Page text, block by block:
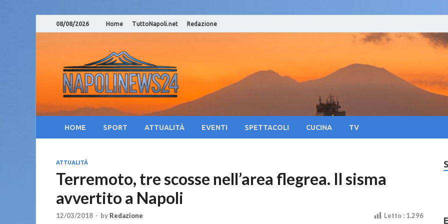
08/08/2026 Home TuttoNapoli.net Redazione
NapoliNews24 – Notizie su
Campania Eventi, Sapori
Cultura
HOME SPORT ATTUALITÀ EVENTI SPETTACOLI CUCINA TV
ATTUALITÀ
Terremoto, tre scosse nell’area flegrea. Il sisma
avvertito a Napoli
12/03/2018 - by Redazione Letto : 1.296